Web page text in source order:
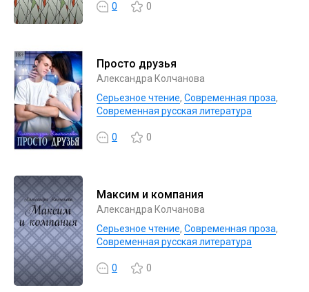
0 0
Просто друзья
Александра Колчанова
Серьезное чтение, Современная проза,
Современная русская литература
0 0
Максим и компания
Александра Колчанова
Серьезное чтение, Современная проза,
Современная русская литература
0 0